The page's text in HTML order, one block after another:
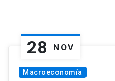
28 NOV
Macroeconomía